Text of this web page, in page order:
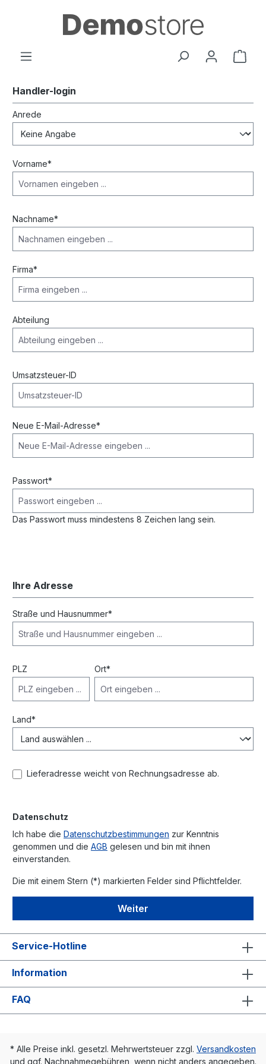
Handler-login
Persönliche Informationen
Anrede
Vorname*
Nachname*
Firma*
Abteilung
Umsatzsteuer-ID
Neue E-Mail-Adresse*
Passwort*
Das Passwort muss mindestens 8 Zeichen lang sein.
Ihre Adresse
Straße und Hausnummer*
PLZ Ort*
Land*
Lieferadresse weicht von Rechnungsadresse ab.
Datenschutz
Ich habe die Datenschutzbestimmungen zur Kenntnis
genommen und die AGB gelesen und bin mit ihnen
einverstanden.
Die mit einem Stern (*) markierten Felder sind Pflichtfelder.
Weiter
Service-Hotline
Information
FAQ
* Alle Preise inkl. gesetzl. Mehrwertsteuer zzgl. Versandkosten
und ggf. Nachnahmegebühren, wenn nicht anders angegeben.